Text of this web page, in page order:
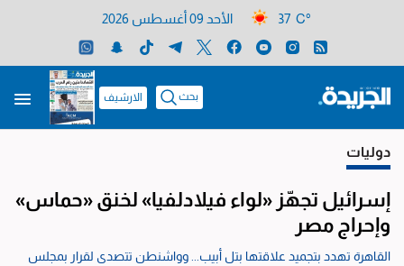
37 C° الأحد 09 أغسطس 2026
بحث الارشيف
دوليات
إسرائيل تجهّز «لواء فيلادلفيا» لخنق «حماس»
وإحراج مصر
القاهرة تهدد بتجميد علاقتها بتل أبيب... وواشنطن تتصدى لقرار بمجلس